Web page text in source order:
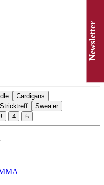
Cardigans
Stricktreff
Sweater
4 5
Nach
Newsletter